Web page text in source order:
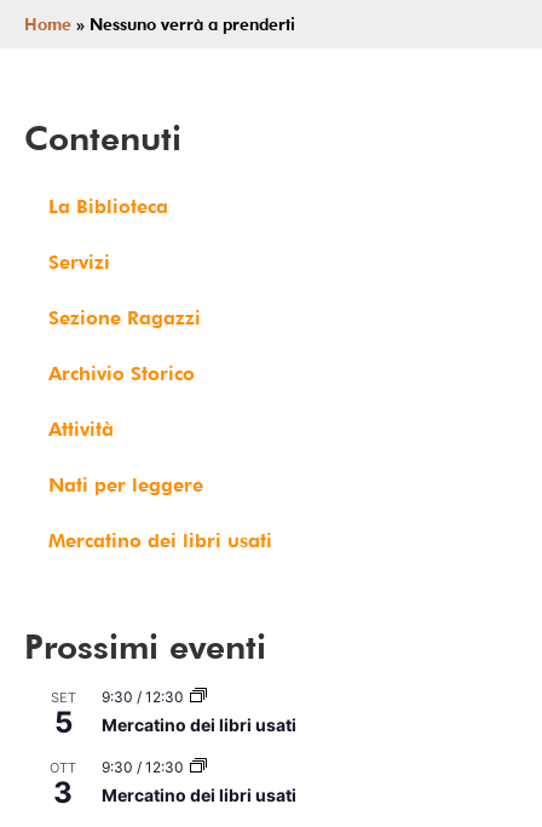
Home » Nessuno verrà a prenderti
Contenuti
La Biblioteca
Servizi
Sezione Ragazzi
Archivio Storico
Attività
Nati per leggere
Mercatino dei libri usati
Prossimi eventi
SET
5
9:30 / 12:30
Mercatino dei libri usati
OTT
3
9:30 / 12:30
Mercatino dei libri usati